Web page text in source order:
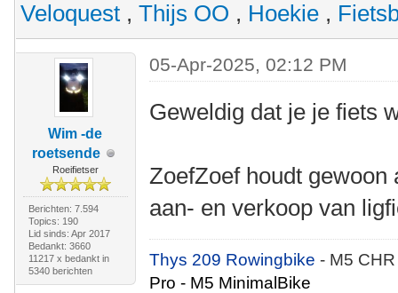
Veloquest , Thijs OO , Hoekie ,
Wim -de
roetsende
Roeifietser
Berichten: 7.594
Topics: 190
Lid sinds: Apr 2017
Bedankt: 3660
11217 x bedankt in
5340 berichten
05-Apr-2025, 02:12 PM
Geweldig dat je je fiets
ZoefZoef houdt
aan- en verkoop van
Thys 209 Rowingbike- M5
Pro - M5 MinimalBike